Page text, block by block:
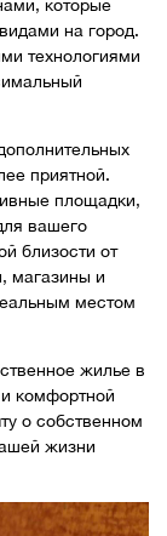
которые
на город.
технологиями
приятной.
площадки,
вашего
близости от
магазины и
местом
жилье в
комфортной
о собственном
жизни